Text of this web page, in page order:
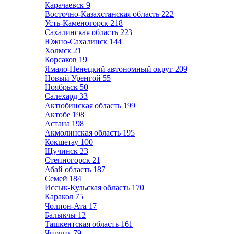
Карачаевск 9
Восточно-Казахстанская область 222
Усть-Каменогорск 218
Сахалинская область 223
Южно-Сахалинск 144
Холмск 21
Корсаков 19
Ямало-Ненецкий автономный округ 209
Новый Уренгой 55
Ноябрьск 50
Салехард 33
Актюбинская область 199
Актобе 198
Астана 198
Акмолинская область 195
Кокшетау 100
Щучинск 23
Степногорск 21
Абай область 187
Семей 184
Иссык-Кульская область 170
Каракол 75
Чолпон-Ата 17
Балыкчы 12
Ташкентская область 161